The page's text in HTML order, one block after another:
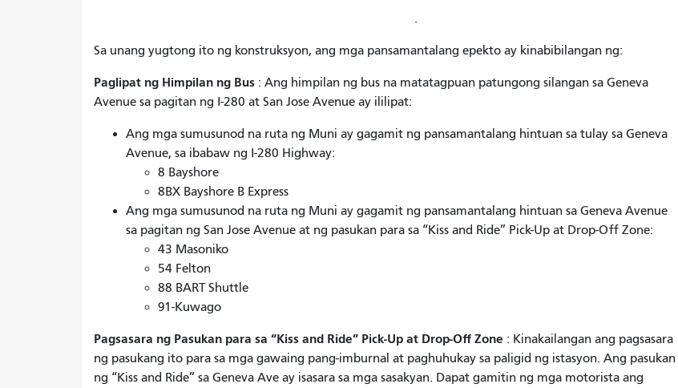
.
Sa unang yugtong ito ng konstruksyon, ang mga pansamantalang epekto ay kinabibilangan ng:
Paglipat ng Himpilan ng Bus : Ang himpilan ng bus na matatagpuan patungong silangan sa Geneva
Avenue sa pagitan ng I-280 at San Jose Avenue ay ililipat:
Ang mga sumusunod na ruta ng Muni ay gagamit ng pansamantalang hintuan sa tulay sa Geneva
Avenue, sa ibabaw ng I-280 Highway:
8 Bayshore
8BX Bayshore B Express
Ang mga sumusunod na ruta ng Muni ay gagamit ng pansamantalang hintuan sa Geneva Avenue
sa pagitan ng San Jose Avenue at ng pasukan para sa “Kiss and Ride” Pick-Up at Drop-Off Zone:
43 Masoniko
54 Felton
88 BART Shuttle
91-Kuwago
Pagsasara ng Pasukan para sa “Kiss and Ride” Pick-Up at Drop-Off Zone : Kinakailangan ang pagsasara
ng pasukang ito para sa mga gawaing pang-imburnal at paghuhukay sa paligid ng istasyon. Ang pasukan
ng “Kiss and Ride” sa Geneva Ave ay isasara sa mga sasakyan. Dapat gamitin ng mga motorista ang